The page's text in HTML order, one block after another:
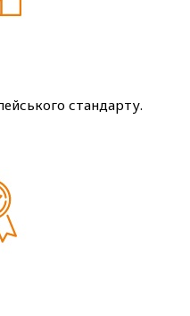
стандарту.